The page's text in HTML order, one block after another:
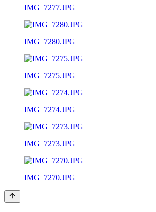
IMG_7277.JPG
IMG_7280.JPG
IMG_7275.JPG
IMG_7274.JPG
IMG_7273.JPG
IMG_7270.JPG